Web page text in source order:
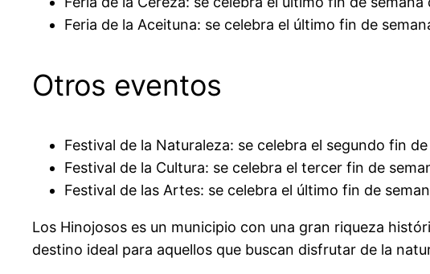
Feria de la Aceituna: se celebra el último fin de
Otros eventos
Festival de la Naturaleza: se celebra el segundo fin
Festival de la Cultura: se celebra el tercer fin de
Festival de las Artes: se celebra el último fin de
Los Hinojosos es un municipio con una gran riqueza
destino ideal para aquellos que buscan disfrutar de la